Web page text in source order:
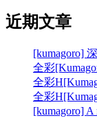
近期文章
[kumagoro]
全彩
全彩
全彩
[kumagoro] A